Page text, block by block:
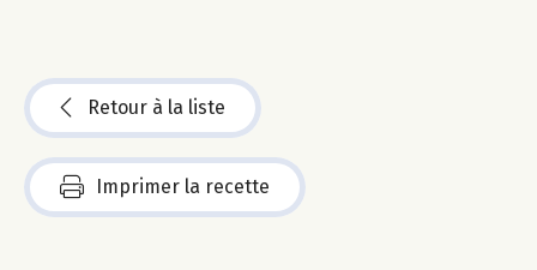
Retour à la liste
Imprimer la recette